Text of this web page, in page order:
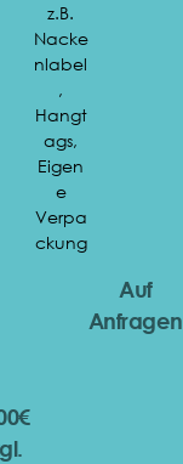
z.B.
Nacke
nlabel
,
Hangt
ags,
Eigen
e
Verpa
ckung
Auf
Anfragen